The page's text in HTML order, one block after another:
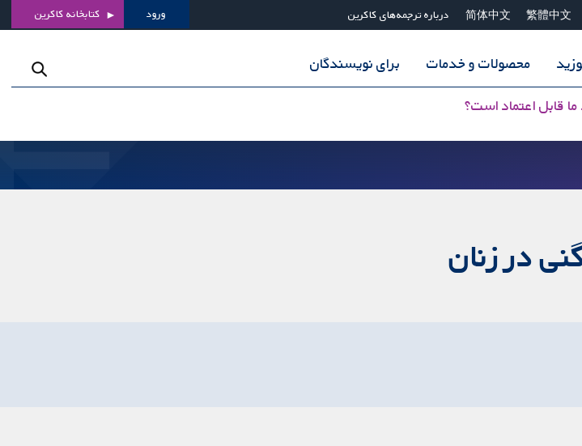
繁體中文
简体中文 درباره ترجمه‌های کاکرین ورود کتابخانه کاکرین
قابل اعتماد است؟
محصولات و خدمات برای نویسندگان
در زنان